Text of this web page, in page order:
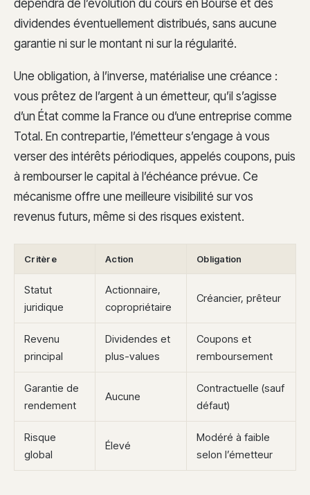
dépendra de l’évolution du cours en Bourse et des
dividendes éventuellement distribués, sans aucune
garantie ni sur le montant ni sur la régularité.
Une obligation, à l’inverse, matérialise une créance :
vous prêtez de l’argent à un émetteur, qu’il s’agisse
d’un État comme la France ou d’une entreprise comme
Total. En contrepartie, l’émetteur s’engage à vous
verser des intérêts périodiques, appelés coupons, puis
à rembourser le capital à l’échéance prévue. Ce
mécanisme offre une meilleure visibilité sur vos
revenus futurs, même si des risques existent.
Critère Action Obligation
Statut
juridique
Actionnaire,
copropriétaire
Créancier, prêteur
Revenu
principal
Dividendes et
plus-values
Coupons et
remboursement
Garantie de
rendement
Aucune
Contractuelle (sauf
défaut)
Risque
global
Élevé
Modéré à faible
selon l’émetteur